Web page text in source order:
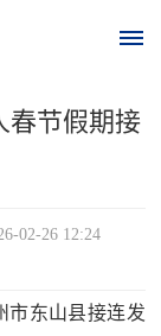
春节假期接
02-26 12:24
市东山县接连发